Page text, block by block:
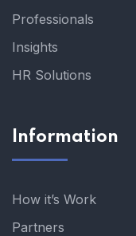
Professionals
Insights
HR Solutions
Information
How it’s Work
Partners